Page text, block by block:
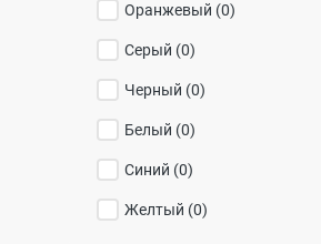
Оранжевый (0)
Серый (0)
Черный (0)
Белый (0)
Синий (0)
Желтый (0)